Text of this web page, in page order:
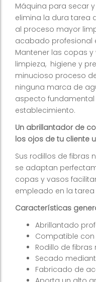
Máquina para secar
elimina la dura tarea
al proceso mayor
acabado profesional
Mantener las copas
limpieza, higiene y
minucioso proceso
ninguna marca de
aspecto
establecimiento.
Un abrillantador de
los ojos de tu cliente
Sus rodillos de fibras
se adaptan
copas y vasos
empleado en la
Características
Abrillantado
Compatible
Rodillo de fibras
Secado
Fabricado de